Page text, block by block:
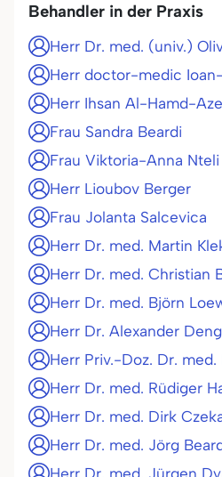
Behandler in der Praxis
Herr Dr. med. (univ.)
Herr doctor-medic
Herr Ihsan Al-Hamd-
Frau Sandra Beardi
Frau Viktoria-Anna Nteli
Herr Lioubov Berger
Frau Jolanta Salcevica
Herr Dr. med. Martin
Herr Dr. med. Christian
Herr Dr. med. Björn
Herr Dr. Alexander
Herr Priv.-Doz. Dr.
Herr Dr. med. Rüdiger
Herr Dr. med. Dirk
Herr Dr. med. Jörg
Herr Dr. med. Jürgen